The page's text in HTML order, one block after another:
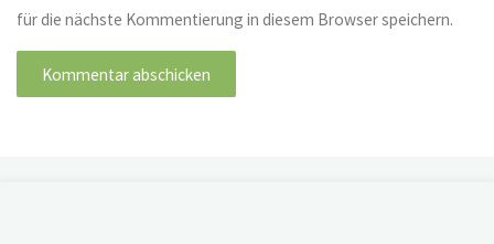
für die nächste Kommentierung in diesem Browser speichern.